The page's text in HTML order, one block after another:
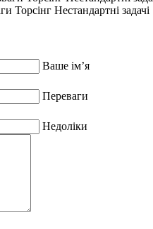
Торсінг Нестандартні задачі
Ваше ім’я
Переваги
Недоліки